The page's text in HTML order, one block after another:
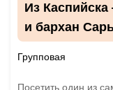
Из
и бархан
Групповая
Посетить один из